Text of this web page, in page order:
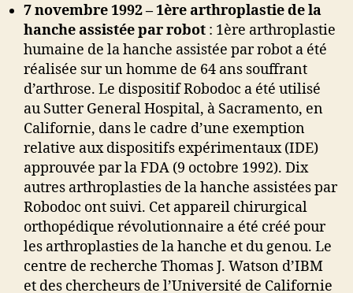
7 novembre 1992 – 1ère arthroplastie de la
hanche assistée par robot : 1ère arthroplastie
humaine de la hanche assistée par robot a été
réalisée sur un homme de 64 ans souffrant
d’arthrose. Le dispositif Robodoc a été utilisé
au Sutter General Hospital, à Sacramento, en
Californie, dans le cadre d’une exemption
relative aux dispositifs expérimentaux (IDE)
approuvée par la FDA (9 octobre 1992). Dix
autres arthroplasties de la hanche assistées par
Robodoc ont suivi. Cet appareil chirurgical
orthopédique révolutionnaire a été créé pour
les arthroplasties de la hanche et du genou. Le
centre de recherche Thomas J. Watson d’IBM
et des chercheurs de l’Université de Californie